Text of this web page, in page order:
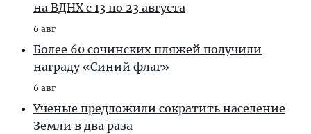
на ВДНХ с 13 по 23 августа
6 авг
Более 60 сочинских пляжей получили
награду «Синий флаг»
6 авг
Ученые предложили сократить население
Земли в два раза